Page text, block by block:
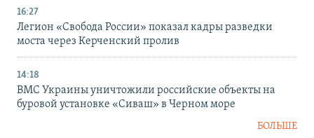
16:27
Легион «Свобода России» показал кадры разведки
моста через Керченский пролив
14:18
ВМС Украины уничтожили российские объекты на
буровой установке «Сиваш» в Черном море
БОЛЬШЕ